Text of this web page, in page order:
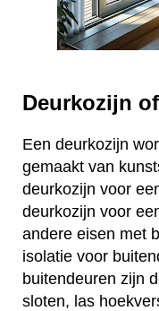
Deurkozijn
Een deurkozijn
gemaakt van
deurkozijn voor
deurkozijn voor
andere eisen met
isolatie voor
buitendeuren zijn
sloten, las